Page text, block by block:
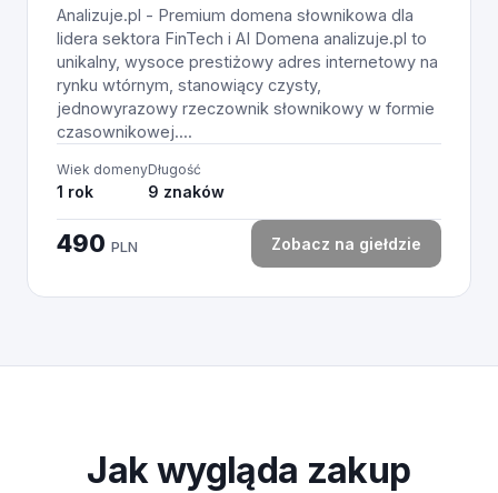
Analizuje.pl - Premium domena słownikowa dla
lidera sektora FinTech i AI Domena analizuje.pl to
unikalny, wysoce prestiżowy adres internetowy na
rynku wtórnym, stanowiący czysty,
jednowyrazowy rzeczownik słownikowy w formie
czasownikowej....
Wiek domeny
1 rok
Długość
9 znaków
490 PLN Zobacz na giełdzie
Jak wygląda zakup